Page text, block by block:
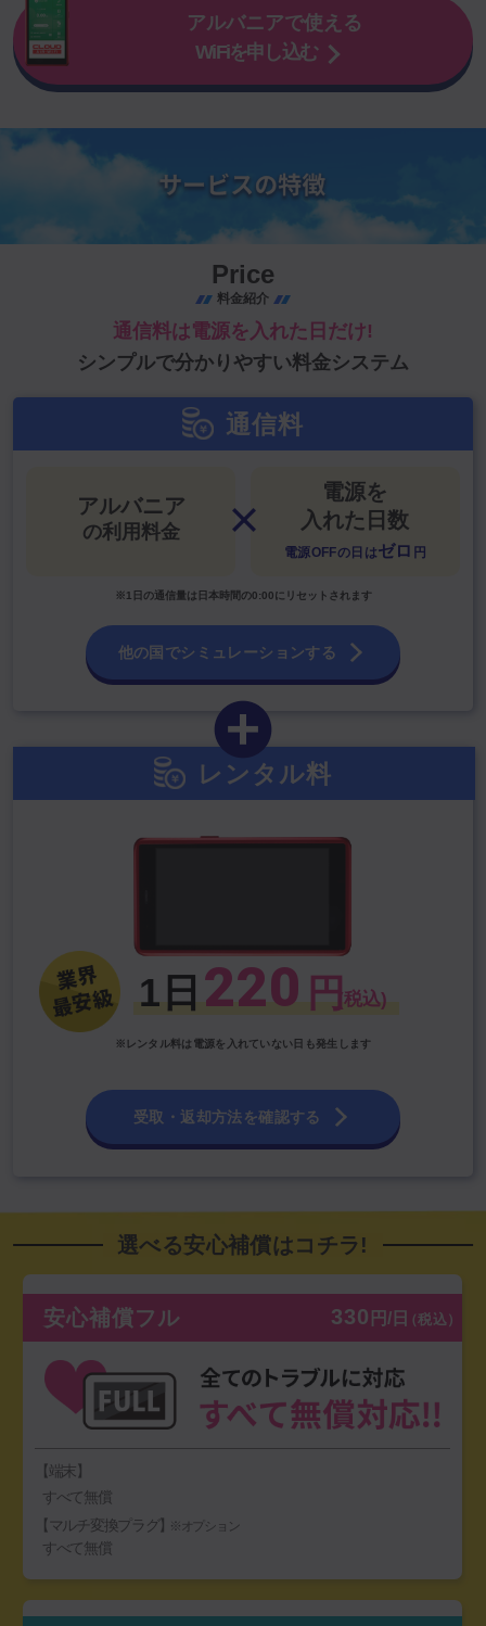
アルバニアで使える
WiFiを申し込む
Price
料金紹介
通信料は電源を入れた日だけ!
シンプルで分かりやすい料金システム
通信料
アルバニア
の利用料金
電源を
入れた日数
電源OFFの日はゼロ 円
※1日の通信量は日本時間の0:00にリセットされます
他の国でシミュレーションする
レンタル料
1日 220 円(税込)
※レンタル料は電源を入れていない日も発生します
受取・返却方法を確認する
選べる安心補償はコチラ!
安心補償フル 330 円/日（税込）
【端末】
すべて無償
【マルチ変換プラグ】※オプション
すべて無償